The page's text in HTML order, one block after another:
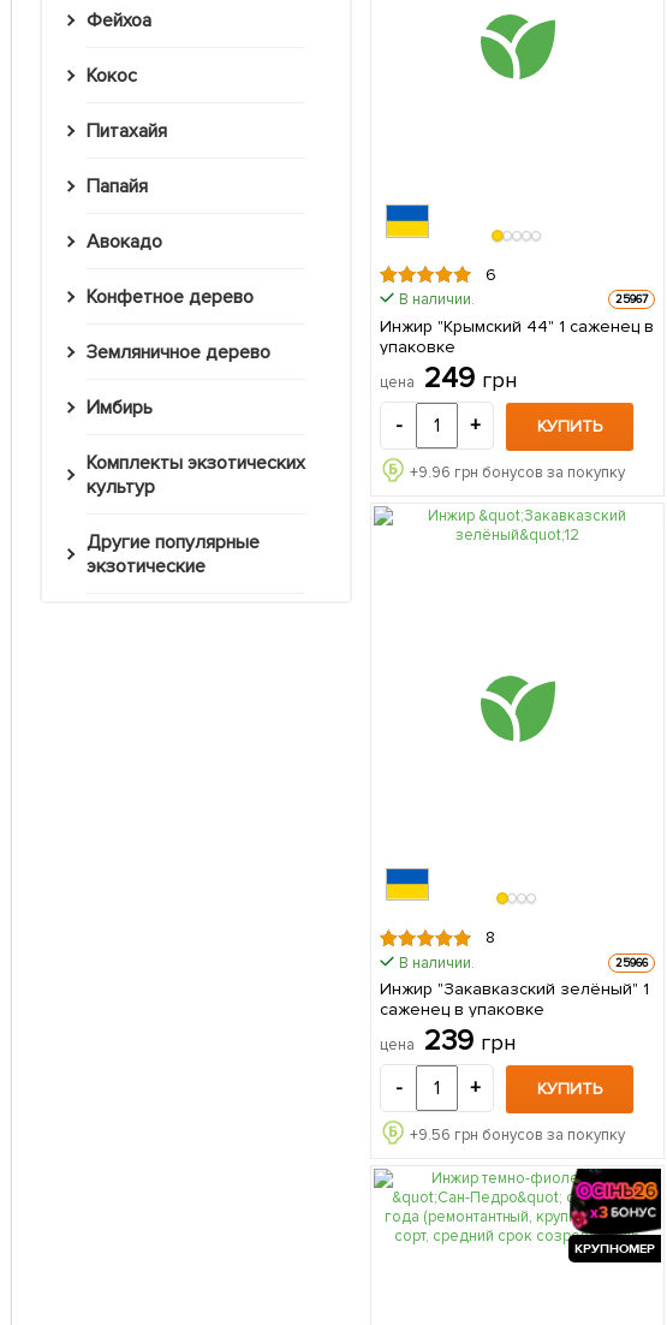
Фейхоа
Кокос
Питахайя
Папайя
Авокадо
Конфетное дерево
Земляничное дерево
Имбирь
Комплекты экзотических
культур
Другие популярные
экзотические
6
В наличии. 25967
Инжир "Крымский 44" 1 саженец в
упаковке
цена 249 грн
- + КУПИТЬ
+9.96 грн бонусов за покупку
8
В наличии. 25966
Инжир "Закавказский зелёный" 1
саженец в упаковке
цена 239 грн
- + КУПИТЬ
+9.56 грн бонусов за покупку
КРУПНОМЕР